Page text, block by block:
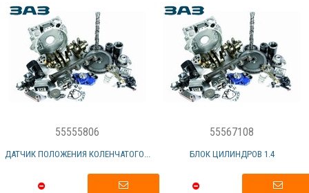
55555806
ДАТЧИК ПОЛОЖЕНИЯ КОЛЕНЧАТОГО...
55567108
БЛОК ЦИЛИНДРОВ 1.4